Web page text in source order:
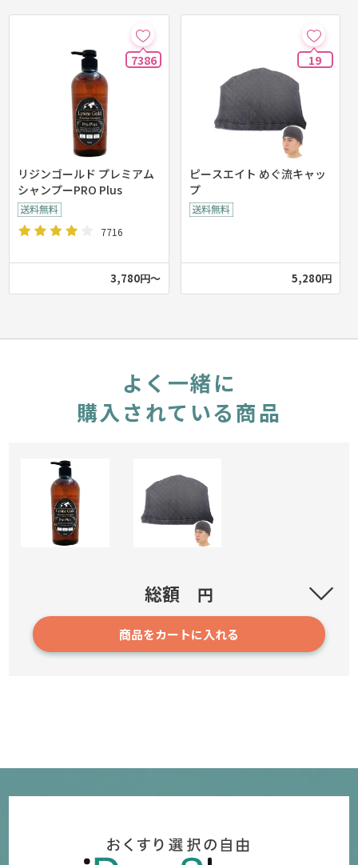
7386
リジンゴールド プレミアム
シャンプーPRO Plus
7716
3,780円～
19
ピースエイト めぐ流キャッ
プ
5,280円
よく一緒に
購入されている商品
7716
3,780円～
総額 円
商品をカートに入れる